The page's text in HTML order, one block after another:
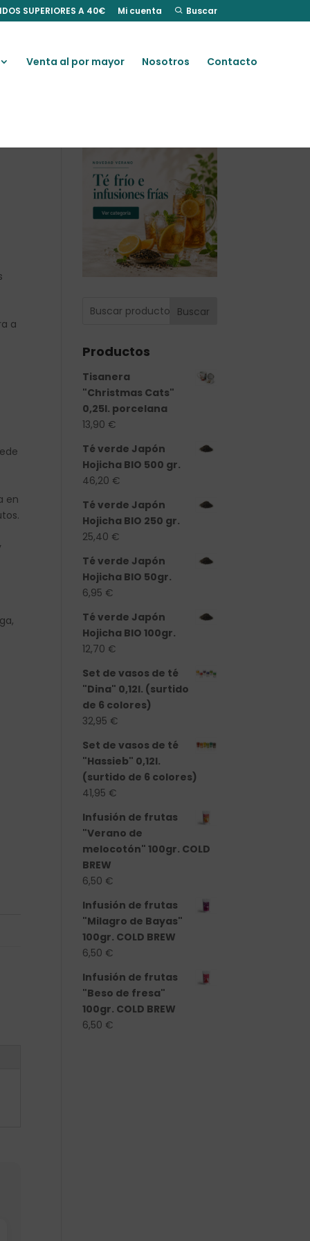
SUPERIORES A 40€ Mi cuenta Buscar
Venta al por mayor Nosotros Contacto
a
en
Buscar
Productos
Tisanera
"Christmas Cats"
0,25l. porcelana
13,90 €
Té verde Japón
Hojicha BIO 500 gr.
46,20 €
Té verde Japón
Hojicha BIO 250 gr.
25,40 €
Té verde Japón
Hojicha BIO 50gr.
6,95 €
Té verde Japón
Hojicha BIO 100gr.
12,70 €
Set de vasos de té
"Dina" 0,12l. (surtido
de 6 colores)
32,95 €
Set de vasos de té
"Hassieb" 0,12l.
(surtido de 6 colores)
41,95 €
Infusión de frutas
"Verano de
melocotón" 100gr. COLD
BREW
6,50 €
Infusión de frutas
"Milagro de Bayas"
100gr. COLD BREW
6,50 €
Infusión de frutas
"Beso de fresa"
100gr. COLD BREW
6,50 €